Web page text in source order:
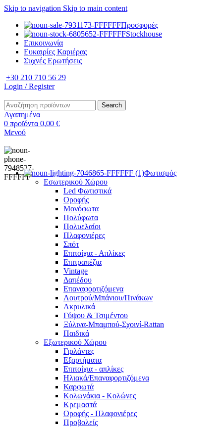
Skip to navigation Skip to main content
Προσφορές
Stockhouse
Επικοινωνία
Ευκαιρίες Καριέρας
Συχνές Ερωτήσεις
+30 210 710 56 29
Login / Register
Search
Αγαπημένα
0 προϊόντα 0,00 €
Μενού
Φωτισμός
Εσωτερικού Χώρου
Led Φωτιστικά
Οροφής
Μονόφωτα
Πολύφωτα
Πολυελαίοι
Πλαφονιέρες
Σπότ
Επιτοίχια - Απλίκες
Επιτραπέζια
Vintage
Δαπέδου
Επαναφορτιζόμενα
Λουτρού/Μπάνιου/Πινάκων
Ακρυλικά
Γύψου & Τσιμέντου
Ξύλινα-Μπαμπού-Σχοινί-Rattan
Παιδικά
Εξωτερικού Χώρου
Γιρλάντες
Εξαρτήματα
Επιτοίχια - απλίκες
Ηλιακά/Επαναφορτιζόμενα
Καρφωτά
Κολωνάκια - Κολώνες
Κρεμαστά
Οροφής - Πλαφονιέρες
Προβολείς